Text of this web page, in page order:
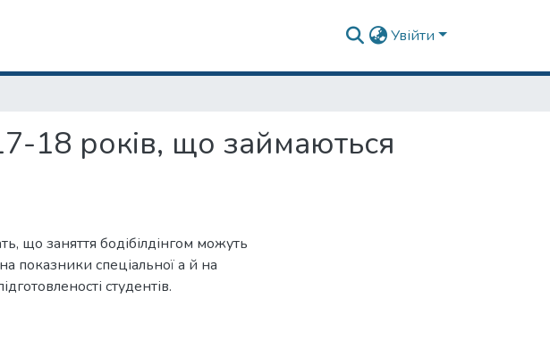
Увійти
18 років, що займаються
що заняття бодібілдінгом можуть
показники спеціальної а й на
студентів.